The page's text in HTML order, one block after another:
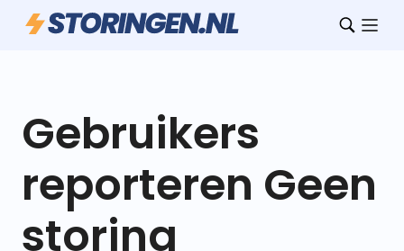
Gebruikers
reporteren Geen
storing